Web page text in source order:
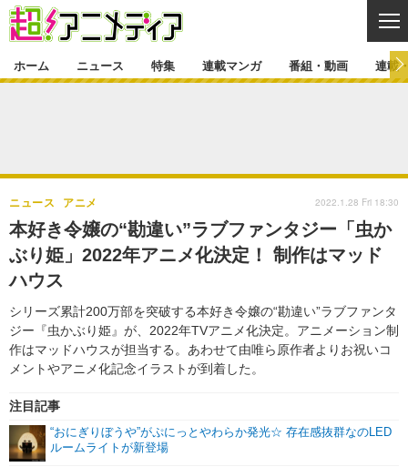
ゲーム・アプリ マンガ
グッズ イベント
舞台 新帝スタ
特集一覧 カバー
ラキりす
連載マンガ
連載マンガ一覧
番組・動画
番組・動画一覧 ラジオ
連載・ブログ
編集部ブログ・お知らせ
ホーム ニュース 特集 連載マンガ 番組・動画 連載
本好き令嬢の“勘違い”ラブファンタジー「虫か
ぶり姫」2022年アニメ化決定！ 制作はマッド
ハウス
シリーズ累計200万部を突破する本好き令嬢の“勘違い”ラブファンタ
ジー『虫かぶり姫』が、2022年TVアニメ化決定。アニメーション制
作はマッドハウスが担当する。あわせて由唯ら原作者よりお祝いコ
メントやアニメ化記念イラストが到着した。
ニュース アニメ
注目記事
“おにぎりぼうや”がぷにっとやわらか発光☆ 存在感抜群なのLED
ルームライトが新登場
2022.1.28 Fri 18:30